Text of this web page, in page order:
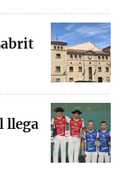
llega